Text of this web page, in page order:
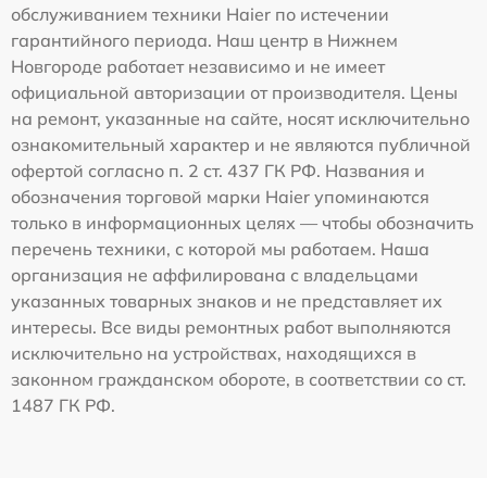
обслуживанием техники Haier по истечении
гарантийного периода. Наш центр в Нижнем
Новгороде работает независимо и не имеет
официальной авторизации от производителя. Цены
на ремонт, указанные на сайте, носят исключительно
ознакомительный характер и не являются публичной
офертой согласно п. 2 ст. 437 ГК РФ. Названия и
обозначения торговой марки Haier упоминаются
только в информационных целях — чтобы обозначить
перечень техники, с которой мы работаем. Наша
организация не аффилирована с владельцами
указанных товарных знаков и не представляет их
интересы. Все виды ремонтных работ выполняются
исключительно на устройствах, находящихся в
законном гражданском обороте, в соответствии со ст.
1487 ГК РФ.